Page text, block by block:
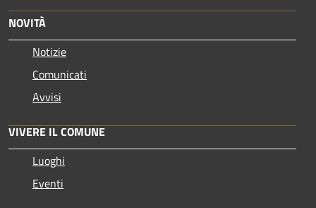
NOVITÀ
Notizie
Comunicati
Avvisi
VIVERE IL COMUNE
Luoghi
Eventi